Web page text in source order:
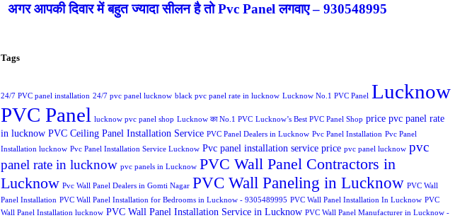
अगर आपकी दिवार में बहुत ज्यादा सीलन है तो Pvc Panel लगवाए – 930548995
Tags
24/7 PVC panel installation 24/7 pvc panel lucknow black pvc panel rate in lucknow Lucknow No.1 PVC Panel Lucknow
PVC Panel lucknow pvc panel shop Lucknow का No.1 PVC Lucknow’s Best PVC Panel Shop price pvc panel rate
in lucknow PVC Ceiling Panel Installation Service PVC Panel Dealers in Lucknow Pvc Panel Installation Pvc Panel
Installation lucknow Pvc Panel Installation Service Lucknow Pvc panel installation service price pvc panel lucknow pvc
panel rate in lucknow pvc panels in Lucknow PVC Wall Panel Contractors in
Lucknow Pvc Wall Panel Dealers in Gomti Nagar PVC Wall Paneling in Lucknow PVC Wall
Panel Installation PVC Wall Panel Installation for Bedrooms in Lucknow - 9305489995 PVC Wall Panel Installation In Lucknow PVC
Wall Panel Installation lucknow PVC Wall Panel Installation Service in Lucknow PVC Wall Panel Manufacturer in Lucknow -